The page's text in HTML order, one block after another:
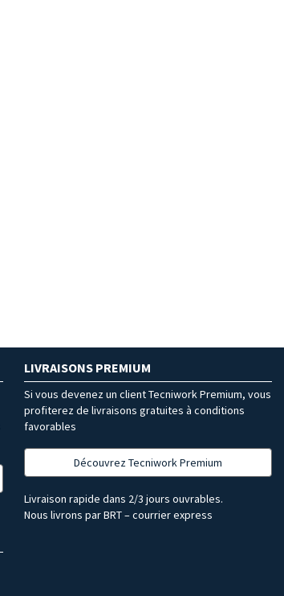
LIVRAISONS PREMIUM
Si vous devenez un client Tecniwork Premium, vous
profiterez de livraisons gratuites à conditions
favorables
Découvrez Tecniwork Premium
Livraison rapide dans 2/3 jours ouvrables.
Nous livrons par BRT – courrier express